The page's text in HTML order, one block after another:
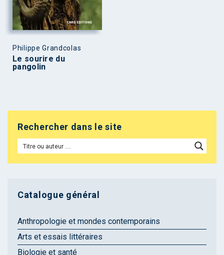
Philippe Grandcolas
Le sourire du
pangolin
Rechercher dans le site
Catalogue général
Anthropologie et mondes contemporains
Arts et essais littéraires
Biologie et santé